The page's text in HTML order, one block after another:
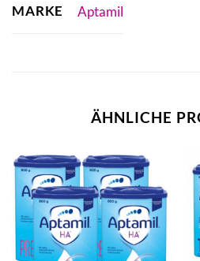
MARKE Aptamil
ÄHNLICHE